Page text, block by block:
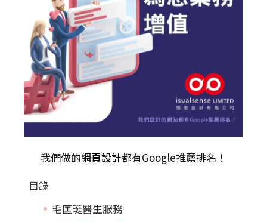
我們做的網頁設計都有Google推薦排名！
目錄
毛匡珽醫生服務